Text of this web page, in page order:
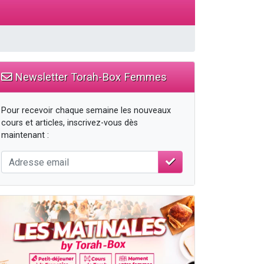
Newsletter Torah-Box Femmes
Pour recevoir chaque semaine les nouveaux
cours et articles, inscrivez-vous dès
maintenant :